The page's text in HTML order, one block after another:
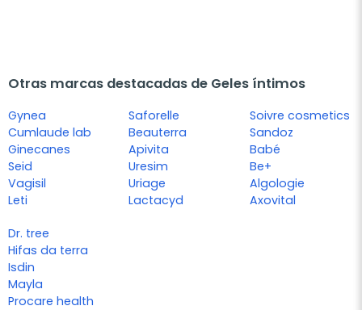
Otras marcas destacadas de Geles íntimos
Gynea
Cumlaude lab
Ginecanes
Seid
Vagisil
Leti
Saforelle
Beauterra
Apivita
Uresim
Uriage
Lactacyd
Soivre cosmetics
Sandoz
Babé
Be+
Algologie
Axovital
Dr. tree
Hifas da terra
Isdin
Mayla
Procare health